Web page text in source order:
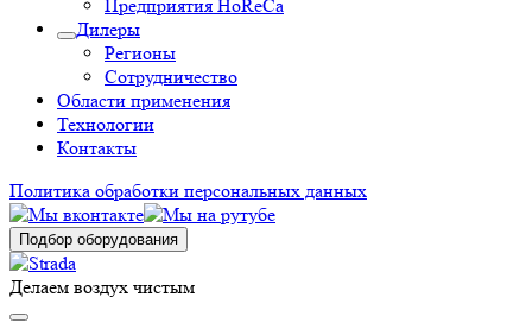
Предприятия HoReCa
Дилеры
Регионы
Сотрудничество
Области применения
Технологии
Контакты
Политика обработки персональных данных
Подбор оборудования
Делаем воздух чистым